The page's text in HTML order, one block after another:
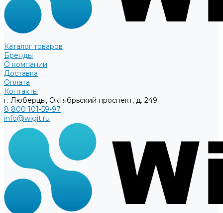
Каталог товаров
Бренды
О компании
Доставка
Оплата
Контакты
г. Люберцы, Октябрьский проспект, д. 249
8 800 101-59-97
info@wigit.ru